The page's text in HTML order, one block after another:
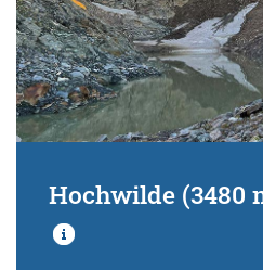
Hochwilde (3480